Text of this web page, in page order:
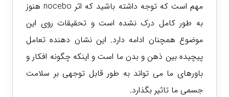
مهم است که توجه داشته باشید که اثر nocebo هنوز
به طور کامل درک نشده است و تحقیقات روی این
موضوع همچنان ادامه دارد. این نشان دهنده تعامل
پیچیده بین ذهن و بدن ما است و اینکه چگونه افکار و
باورهای ما می تواند به طور قابل توجهی بر سلامت
جسمی ما تاثیر بگذارد.